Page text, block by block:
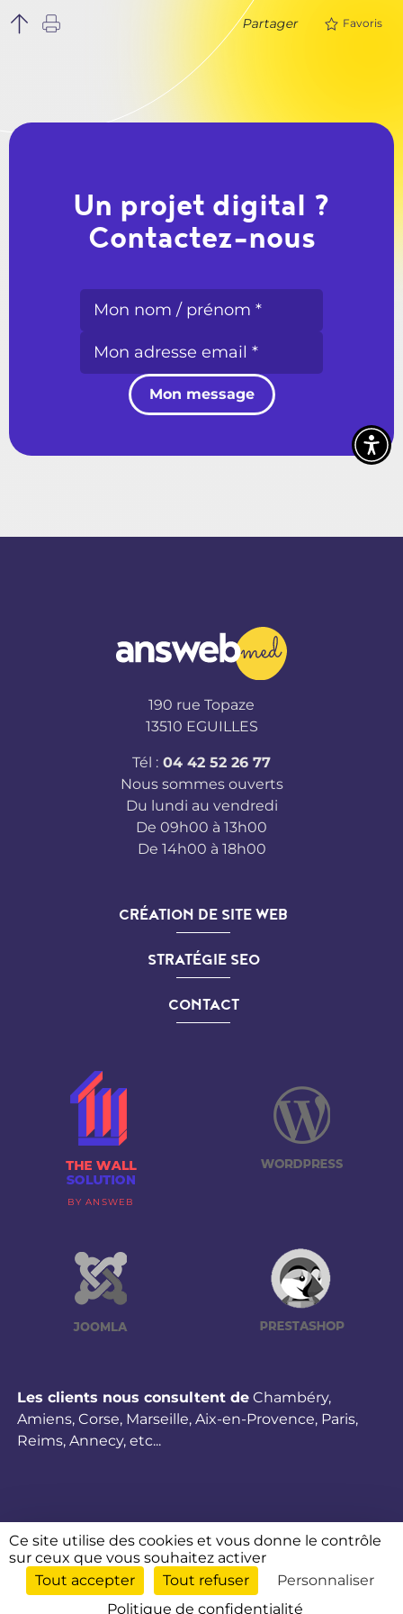
Partager Favoris
Un projet digital ?
Contactez-nous
Mon message
190 rue Topaze
13510 EGUILLES
Tél : 04 42 52 26 77
Nous sommes ouverts
Du lundi au vendredi
De 09h00 à 13h00
De 14h00 à 18h00
CRÉATION DE SITE WEB
STRATÉGIE SEO
CONTACT
BY ANSWEB
Les clients nous consultent de Chambéry,
Amiens, Corse, Marseille, Aix-en-Provence, Paris,
Reims, Annecy, etc...
©2026 ANSWEBMED - TOUS DROITS RÉSERVÉS - CRÉATION & RÉALISATION : ANSWEB
MENTIONS LÉGALES-PLAN DU SITE-POLITIQUE DE CONFIDENTIALITE
DES COOKIES
Ce site utilise des cookies et vous donne le contrôle
sur ceux que vous souhaitez activer
Tout accepter
Tout refuser
Personnaliser
Politique de confidentialité